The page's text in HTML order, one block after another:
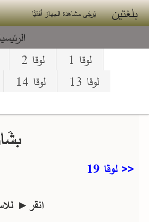
تجاوز إلى المحتوى الرئيسي
بلغتين يُرجَى مشاهدة الجهاز أفقيًّا
لوقا 1
لوقا 2
لوقا 13
لوقا 14
<< لوقا 19
انقر►